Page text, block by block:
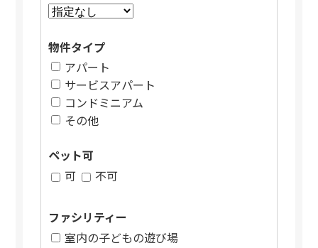
物件タイプ
アパート
サービスアパート
コンドミニアム
その他
ペット可
可
不可
ファシリティー
室内の子どもの遊び場